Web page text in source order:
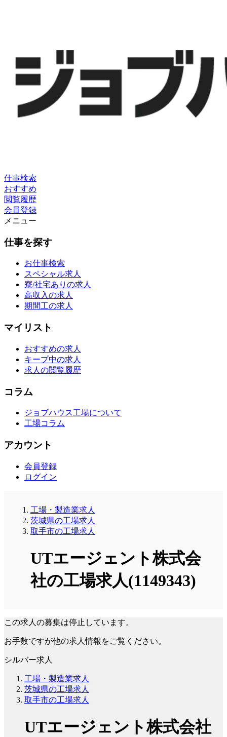
仕事検索
おすすめ
閲覧履歴
会員登録
メニュー
仕事を探す
お仕事検索
スペシャル求人
寮/社宅ありの求人
高収入の求人
期間工の求人
マイリスト
おすすめの求人
キープ中の求人
求人の閲覧履歴
コラム
ジョブハウス工場について
工場コラム
アカウント
会員登録
ログイン
工場・製造業求人
茨城県の工場求人
取手市の工場求人
UTエージェント株式会
社の工場求人(1149343)
この求人の募集は停止しています。
お手数ですが他の求人情報をご覧ください。
シルバー求人
工場・製造業求人
茨城県の工場求人
取手市の工場求人
UTエージェント株式会社